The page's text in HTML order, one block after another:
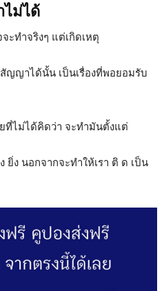
ม่ได้
ะทำจริงๆ แต่เกิดเหตุ
ญญาได้นั้น เป็นเรื่องที่พอยอมรับ
ไม่ได้คิดว่า จะทำมันตั้งแต่
ยิ่ง นอกจากจะทำให้เรา ติ ด เป็น